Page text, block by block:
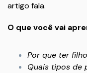
artigo fala.
O que você vai
Por que ter
Quais tipos de